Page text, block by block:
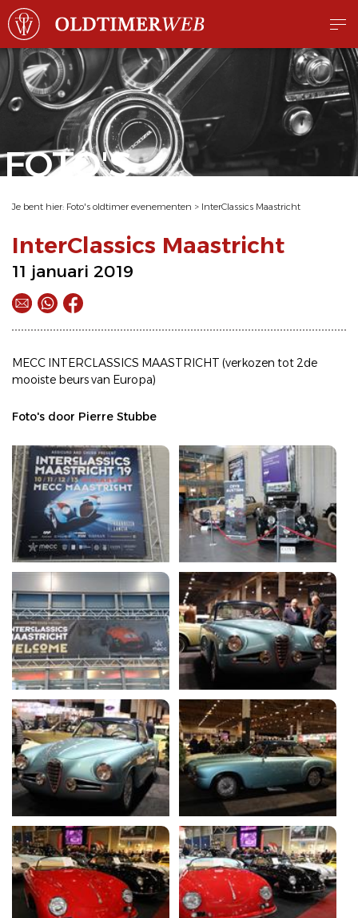
FOTO'S
Je bent hier: Foto's oldtimer evenementen > InterClassics Maastricht
InterClassics Maastricht
11 januari 2019
MECC INTERCLASSICS MAASTRICHT (verkozen tot 2de
mooiste beurs van Europa)
Foto's door Pierre Stubbe